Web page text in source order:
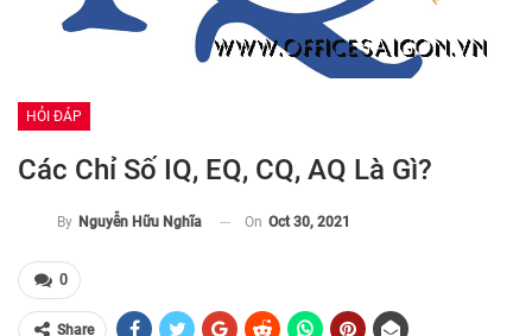
HỎI ĐÁP
Các Chỉ Số IQ, EQ, CQ, AQ Là Gì?
By Nguyễn Hữu Nghĩa On Oct 30, 2021
0
Share